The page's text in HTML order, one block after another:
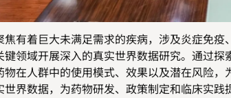
焦有着巨大未满足需求的疾病，涉及炎症免疫
键领域开展深入的真实世界数据研究。通过
在人群中的使用模式、效果以及潜在风险
界数据，为药物研发、政策制定和临床实践